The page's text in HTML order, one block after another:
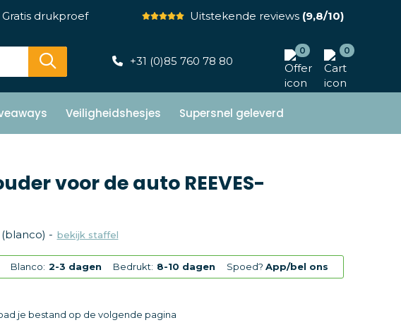
Gratis drukproef Uitstekende reviews(9,8/10)
+31 (0)85 760 78 80
0 0
Veiligheidshesjes Supersnel geleverd
voor de auto REEVES-
- bekijk staffel
Blanco: 2-3 dagen Bedrukt: 8-10 dagen Spoed?App/bel ons
je bestand op de volgende pagina